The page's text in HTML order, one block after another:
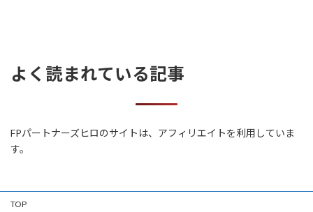
よく読まれている記事
FPパートナーズヒロのサイトは、アフィリエイトを利用していま
す。
TOP